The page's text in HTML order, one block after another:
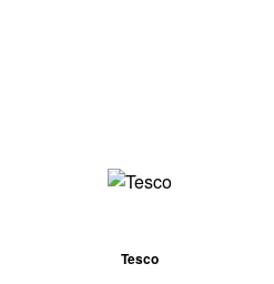
Tesco